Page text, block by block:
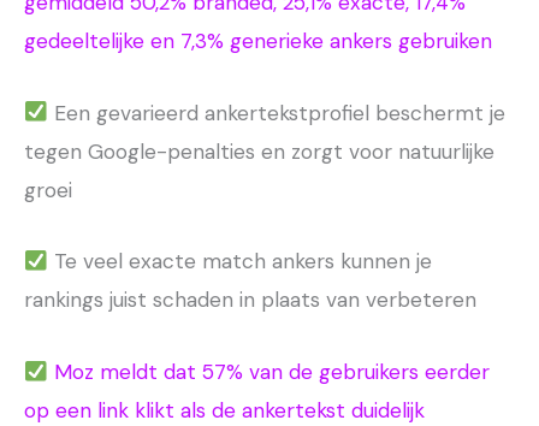
gedeeltelijke en 7,3% generieke ankers gebruiken
Een gevarieerd ankertekstprofiel beschermt je
tegen Google-penalties en zorgt voor natuurlijke
groei
Te veel exacte match ankers kunnen je
rankings juist schaden in plaats van verbeteren
Moz meldt dat 57% van de gebruikers eerder
op een link klikt als de ankertekst duidelijk